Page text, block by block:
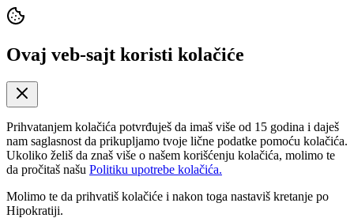
Ovaj veb-sajt koristi kolačiće
Prihvatanjem kolačića potvrđuješ da imaš više od 15 godina i daješ
nam saglasnost da prikupljamo tvoje lične podatke pomoću kolačića.
Ukoliko želiš da znaš više o našem korišćenju kolačića, molimo te
da pročitaš našu Politiku upotrebe kolačića.
Molimo te da prihvatiš kolačiće i nakon toga nastaviš kretanje po
Hipokratiji.